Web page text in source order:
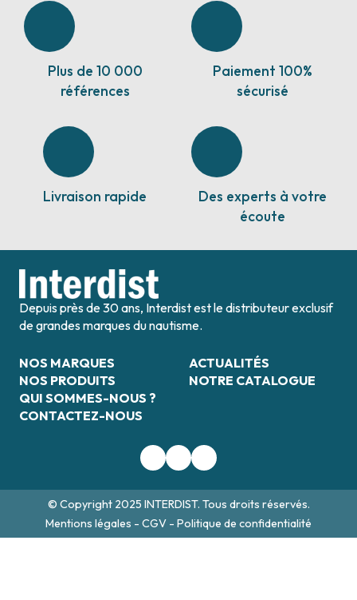
Plus de 10 000
références
Paiement 100%
sécurisé
Livraison rapide
Des experts à votre
écoute
Depuis près de 30 ans, Interdist est le distributeur exclusif
de grandes marques du nautisme.
NOS MARQUES
NOS PRODUITS
QUI SOMMES-NOUS ?
CONTACTEZ-NOUS
ACTUALITÉS
NOTRE CATALOGUE
© Copyright 2025 INTERDIST. Tous droits réservés.
Mentions légales - CGV - Politique de confidentialité